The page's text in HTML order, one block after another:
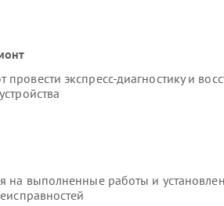
экспресс-диагностику и
на выполненные работы и